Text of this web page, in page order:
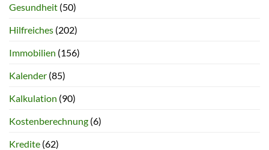
Gesundheit (50)
Hilfreiches (202)
Immobilien (156)
Kalender (85)
Kalkulation (90)
Kostenberechnung (6)
Kredite (62)